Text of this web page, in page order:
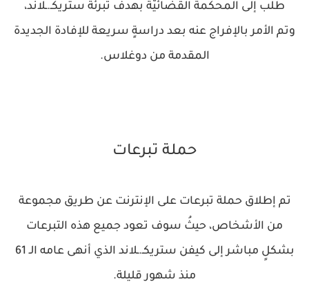
طلب إلى المحكمة القضائيّة بهدف تبرئة ستريكـ.ـلاند،
وتم الأمر بالإفراج عنه بعد دراسةٍ سريعة للإفادة الجديدة
المقدمة من دوغلاس.
حملة تبرعات
تم إطلاق حملة تبرعات على الإنترنت عن طريق مجموعة
من الأشخاص، حيثُ سوف تعود جميع هذه التبرعات
بشكلٍ مباشر إلى كيفن ستريكـ.ـلاند الذي أنهى عامه الـ 61
منذ شهور قليلة.